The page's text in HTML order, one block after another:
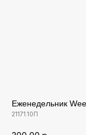
Еженедельник
21171.10П